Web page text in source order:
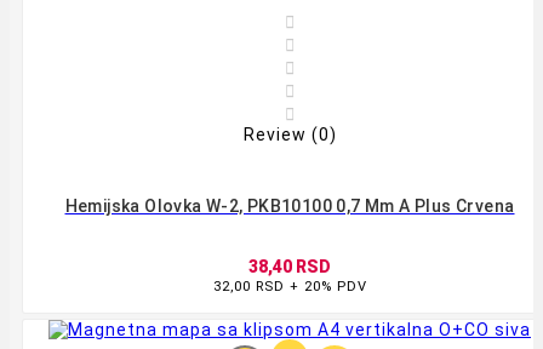





Review (0)
Hemijska Olovka W-2, PKB10100 0,7 Mm A Plus Crvena
38,40 RSD
32,00 RSD + 20% PDV